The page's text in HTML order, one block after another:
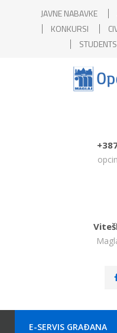
JAVNE NABAVKE
KONKURSI
E-SERVIS GRAÐANA